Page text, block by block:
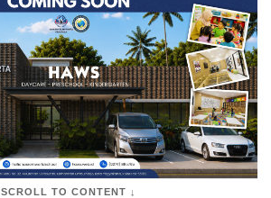
SCROLL TO CONTENT ↓